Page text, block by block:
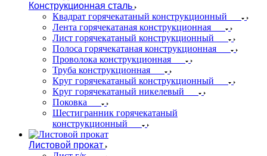
Конструкционная сталь
Квадрат горячекатаный конструкционный
Лента горячекатаная конструкционная
Лист горячекатаный конструкционный
Полоса горячекатаная конструкционная
Проволока конструкционная
Труба конструкционная
Круг горячекатаный конструкционный
Круг горячекатаный никелевый
Поковка
Шестигранник горячекатаный
конструкционный
Листовой прокат